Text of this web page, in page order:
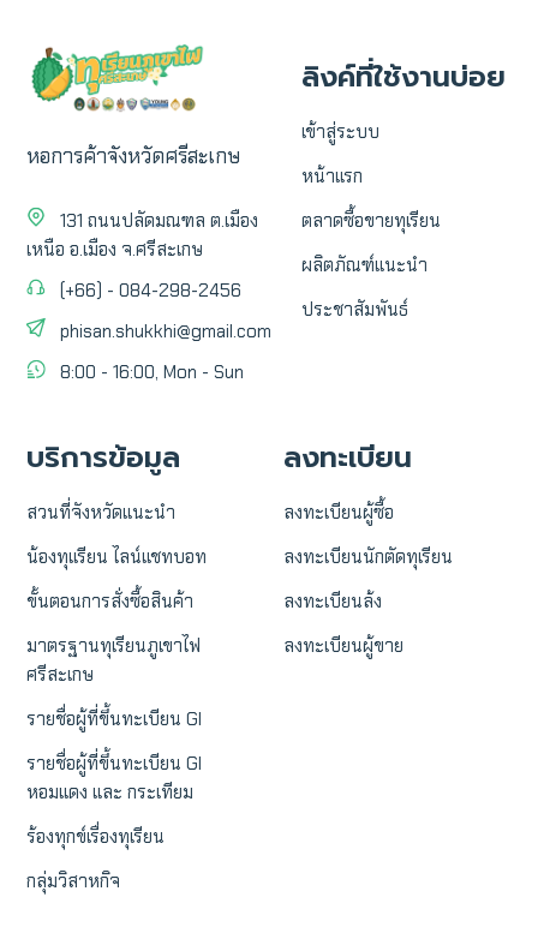
หอการค้าจังหวัดศรีสะเกษ
131 ถนนปลัดมณฑล ต.เมือง
เหนือ อ.เมือง จ.ศรีสะเกษ
(+66) - 084-298-2456
phisan.shukkhi@gmail.com
8:00 - 16:00, Mon - Sun
ลิงค์ที่ใช้งานบ่อย
เข้าสู่ระบบ
หน้าแรก
ตลาดซื้อขายทุเรียน
ผลิตภัณฑ์แนะนำ
ประชาสัมพันธ์
บริการข้อมูล
สวนที่จังหวัดแนะนำ
น้องทุเเรียน ไลน์แชทบอท
ขั้นตอนการสั่งซื้อสินค้า
มาตรฐานทุเรียนภูเขาไฟ
ศรีสะเกษ
รายชื่อผู้ที่ขึ้นทะเบียน GI
รายชื่อผู้ที่ขึ้นทะเบียน GI
หอมแดง และ กระเทียม
ร้องทุกข์เรื่องทุเรียน
กลุ่มวิสาหกิจ
ลงทะเบียน
ลงทะเบียนผู้ซื้อ
ลงทะเบียนนักตัดทุเรียน
ลงทะเบียนล้ง
ลงทะเบียนผู้ขาย